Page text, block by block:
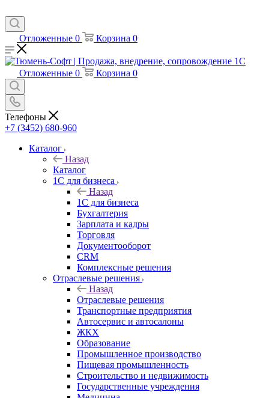
Отложенные 0 Корзина 0
Отложенные 0 Корзина 0
Телефоны
+7 (3452) 680-960
Каталог
Назад
Каталог
1С для бизнеса
Назад
1С для бизнеса
Бухгалтерия
Зарплата и кадры
Торговля
Документооборот
CRM
Комплексные решения
Отраслевые решения
Назад
Отраслевые решения
Транспортные предприятия
Автосервис и автосалоны
ЖКХ
Образование
Промышленное производство
Пищевая промышленность
Строительство и недвижимость
Государственные учреждения